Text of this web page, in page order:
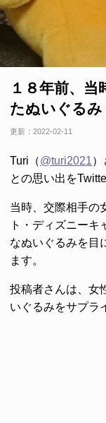
１８年前、
たぬいぐる
更新： 2022-02-11
Turi（@turi2021
との思い出を
当時、交際相手の
ト・ディズニーキ
なぬいぐるみを目
ます。
投稿者さんは、女
いぐるみをサプラ